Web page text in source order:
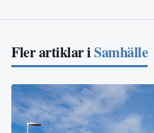
Fler artiklar iSamhälle